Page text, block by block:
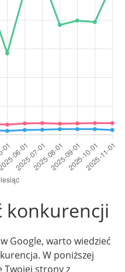
konkurencji
Google, warto wiedzieć
W poniższej
Twojej strony z